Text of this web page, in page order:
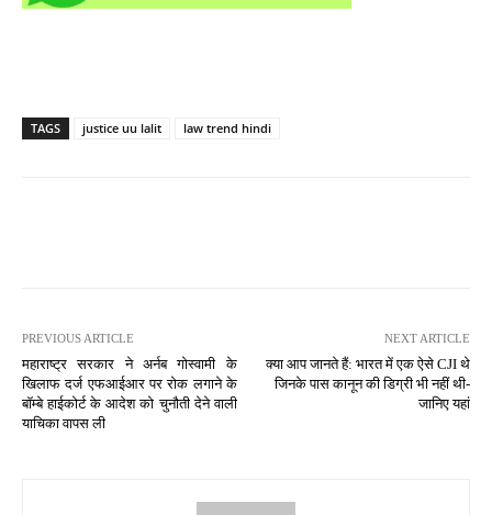
TAGS justice uu lalit law trend hindi
PREVIOUS ARTICLE
महाराष्ट्र सरकार ने अर्नब गोस्वामी के
खिलाफ दर्ज एफआईआर पर रोक लगाने के
बॉम्बे हाईकोर्ट के आदेश को चुनौती देने वाली
याचिका वापस ली
NEXT ARTICLE
क्या आप जानते हैं: भारत में एक ऐसे CJI थे
जिनके पास कानून की डिग्री भी नहीं थी-
जानिए यहां